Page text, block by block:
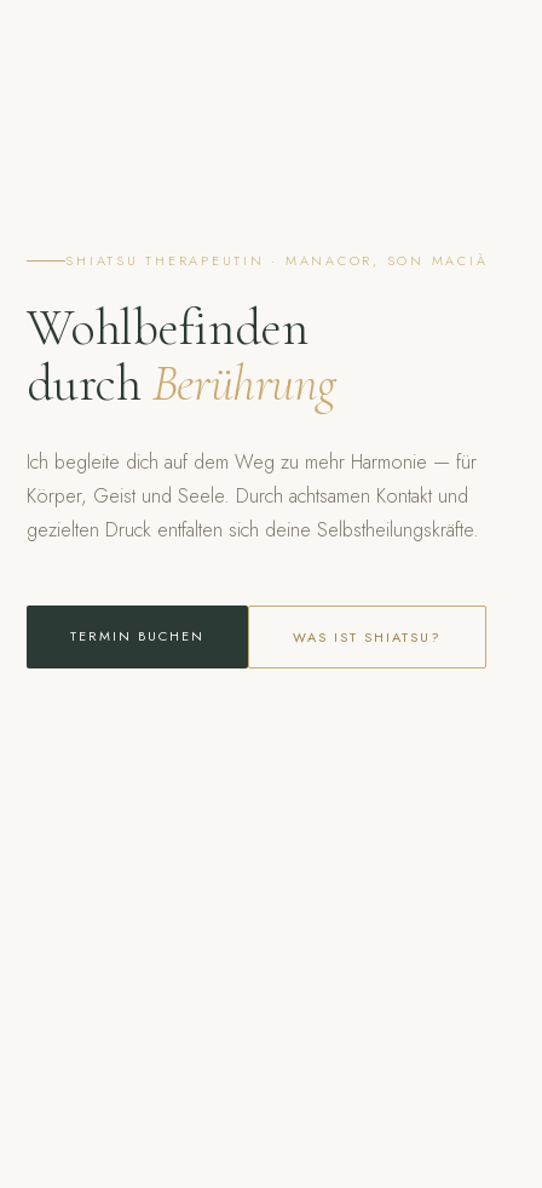
SHIATSU THERAPEUTIN · MANACOR, SON MACIÀ
Wohlbefinden
durchBerührung
Ich begleite dich auf dem Weg zu mehr Harmonie — für
Körper, Geist und Seele. Durch achtsamen Kontakt und
gezielten Druck entfalten sich deine Selbstheilungskräfte.
TERMIN BUCHEN WAS IST SHIATSU?